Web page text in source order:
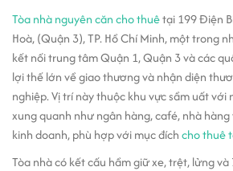
Tòa nhà nguyên căn cho thuêtại 199 Điện
Hoà, (Quận 3), TP. Hồ Chí Minh, một trong
kết nối trung tâm Quận 1, Quận 3 và các
lợi thế lớn về giao thương và nhận diện
nghiệp. Vị trí này thuộc khu vực sầm uất với
xung quanh như ngân hàng, café, nhà
kinh doanh, phù hợp với mục đíchcho thuê
Tòa nhà có kết cấu hầm giữ xe, trệt, lửng